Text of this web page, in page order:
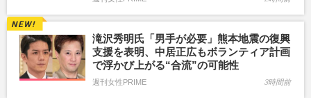
滝沢秀明氏「男手が必要」熊本地震の復興
支援を表明、中居正広もボランティア計画
で浮かび上がる“合流”の可能性
週刊女性PRIME 3時間前